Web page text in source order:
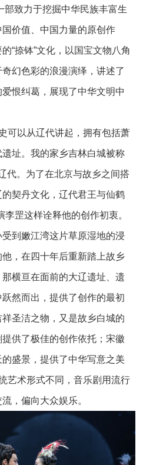
部致力于挖掘中华民族丰富生
价值、中国力量的原创作
“捺钵”文化，以国宝文物八角
幻色彩的浪漫演绎，讲述了
恨纠葛，展现了中华文明中
可以从辽代讲起，拥有包括萧
址。我的家乡吉林白城被称
代。为了在北京与故乡之间搭
契丹文化，辽代君王与仙鹤
李罡这样诠释他的创作初衷。
到嫩江湾这片草原湿地的浸
，在四十年后重新踏上故乡
横亘在面前的大辽遗址、遗
然而出，提供了创作的最初
圣洁之物，又是故乡白城的
供了极佳的创作依托；宋徽
盛景，提供了中华写意之美
艺术形式不同，音乐剧用流行
，偏向大众娱乐。